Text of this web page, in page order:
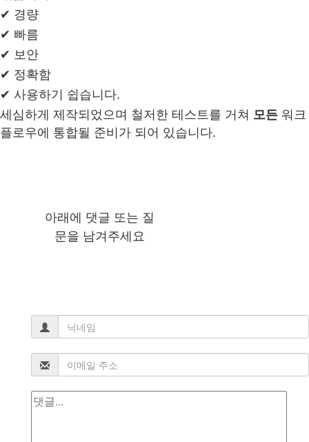
✔ 경량
✔ 빠름
✔ 보안
✔ 정확함
✔ 사용하기 쉽습니다.
세심하게 제작되었으며 철저한 테스트를 거쳐 모든 워크
플로우에 통합될 준비가 되어 있습니다.
아래에 댓글 또는 질
문을 남겨주세요